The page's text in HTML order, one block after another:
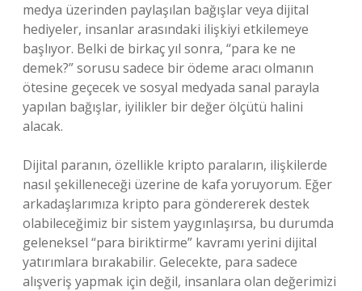
medya üzerinden paylaşılan bağışlar veya dijital
hediyeler, insanlar arasındaki ilişkiyi etkilemeye
başlıyor. Belki de birkaç yıl sonra, “para ke ne
demek?” sorusu sadece bir ödeme aracı olmanın
ötesine geçecek ve sosyal medyada sanal parayla
yapılan bağışlar, iyilikler bir değer ölçütü halini
alacak.
Dijital paranın, özellikle kripto paraların, ilişkilerde
nasıl şekilleneceği üzerine de kafa yoruyorum. Eğer
arkadaşlarımıza kripto para göndererek destek
olabileceğimiz bir sistem yaygınlaşırsa, bu durumda
geleneksel “para biriktirme” kavramı yerini dijital
yatırımlara bırakabilir. Gelecekte, para sadece
alışveriş yapmak için değil, insanlara olan değerimizi